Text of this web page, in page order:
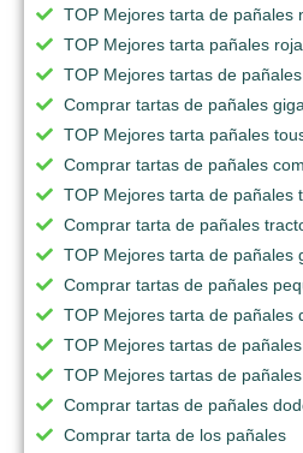
TOP Mejores tarta de pañales
TOP Mejores tarta pañales roja
TOP Mejores tartas de
Comprar tartas de pañales
TOP Mejores tarta pañales
Comprar tartas de pañales
TOP Mejores tarta de pañales
Comprar tarta de pañales
TOP Mejores tarta de pañales
Comprar tartas de pañales
TOP Mejores tarta de pañales
TOP Mejores tartas de
TOP Mejores tartas de
Comprar tartas de pañales
Comprar tarta de los pañales